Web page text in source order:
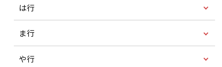
は行
ま行
や行